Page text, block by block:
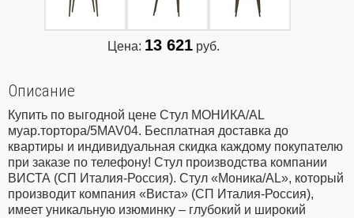
Цена: 13 621 руб.
Описание
Купить по выгодной цене Стул МОНИКА/AL
муар.тортора/5MAV04. Бесплатная доставка до
квартиры и индивидуальная скидка каждому покупателю
при заказе по телефону! Стул производства компании
ВИСТА (СП Италия-Россия). Стул «Моника/AL», который
производит компания «Виста» (СП Италия-Россия),
имеет уникальную изюминку – глубокий и широкий